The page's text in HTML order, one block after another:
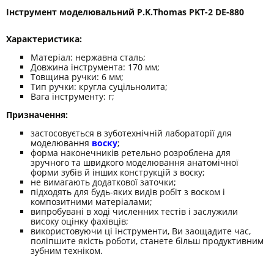
Інструмент моделювальний P.K.Thomas PKT-2 DE-880
Характеристика:
Матеріал: нержавна сталь;
Довжина інструмента: 170 мм;
Товщина ручки: 6 мм;
Тип ручки: кругла суцільнолита;
Вага інструменту: г;
Призначення:
застосовується в зуботехнічній лабораторії для
моделювання воску;
форма наконечників ретельно розроблена для
зручного та швидкого моделювання анатомічної
форми зубів й інших конструкцій з воску;
не вимагають додаткової заточки;
підходять для будь-яких видів робіт з воском і
композитними матеріалами;
випробувані в ході численних тестів і заслужили
високу оцінку фахівців;
використовуючи ці інструменти, Ви заощадите час,
поліпшите якість роботи, станете більш продуктивним
зубним техніком.